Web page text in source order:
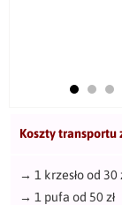
Koszty transportu
→ 1 krzesło od 30
→ 1 pufa od 50 zł